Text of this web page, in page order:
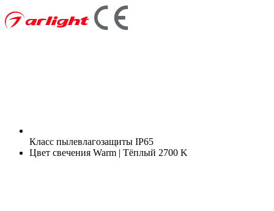
Класс пылевлагозащиты IP65
Цвет свечения Warm | Тёплый 2700 K